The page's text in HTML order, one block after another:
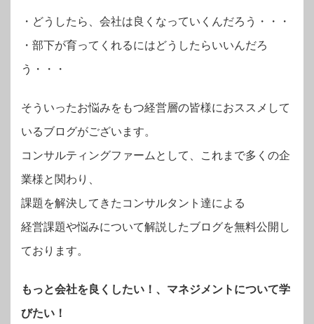
・ どうしたら、会社は良くなっていくんだろう・・・
・部下が育ってくれるにはどうしたらいいんだろ
う・・・
そういったお悩みをもつ経営層の皆様におススメして
いるブログがございます。
コンサルティングファームとして、これまで多くの企
業様と関わり、
課題を解決してきたコンサルタント達による
経営課題や悩みについて解説したブログを無料公開し
ております。
もっと会社を良くしたい！、マネジメントについて学
びたい！